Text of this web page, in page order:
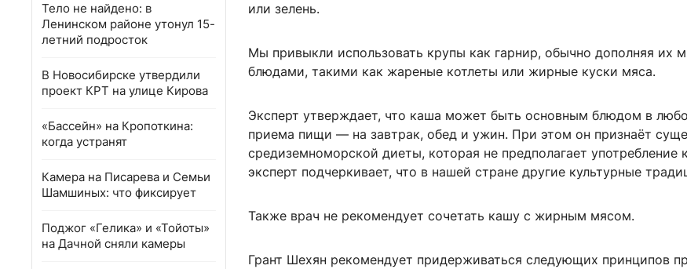
Тело не найдено: в
Ленинском районе утонул 15-
летний подросток
В Новосибирске утвердили
проект КРТ на улице Кирова
«Бассейн» на Кропоткина:
когда устранят
Камера на Писарева и Семьи
Шамшиных: что фиксирует
Поджог «Гелика» и «Тойоты»
на Дачной сняли камеры
или зелень.
Мы привыкли использовать крупы как гарнир, обычно дополняя их
блюдами, такими как жареные котлеты или жирные куски мяса.
Эксперт утверждает, что каша может быть основным блюдом в
приема пищи — на завтрак, обед и ужин. При этом он признаёт
средиземноморской диеты, которая не предполагает употребление
эксперт подчеркивает, что в нашей стране другие культурные
Также врач не рекомендует сочетать кашу с жирным мясом.
Грант Шехян рекомендует придерживаться следующих принципов